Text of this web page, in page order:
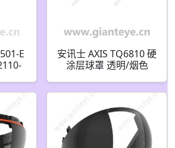
E
安讯士 AXIS TQ6810 硬
涂层球罩 透明/烟色